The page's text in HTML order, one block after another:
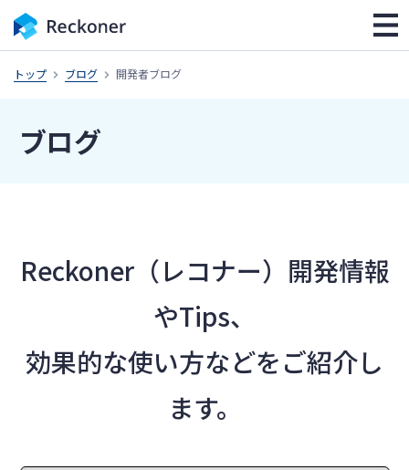
トップ ブログ 開発者ブログ
ブログ
Reckoner（レコナー）開発情報
やTips、
効果的な使い方などをご紹介し
ます。